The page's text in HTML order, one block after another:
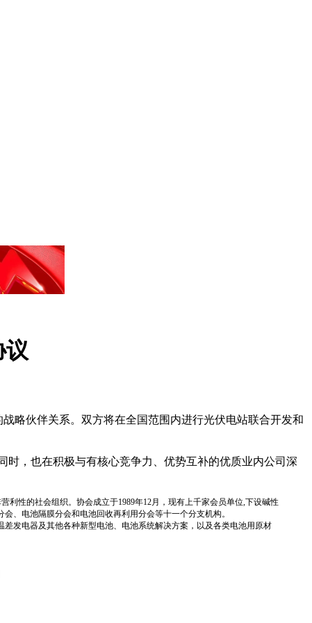
议
略伙伴关系。双方将在全国范围内进行光伏电站联合开发和
，也在积极与有核心竞争力、优势互补的优质业内公司深
利性的社会组织。协会成立于1989年12月，现有上千家会员单位,下设碱性
、电池隔膜分会和电池回收再利用分会等十一个分支机构。
发电器及其他各种新型电池、电池系统解决方案，以及各类电池用原材